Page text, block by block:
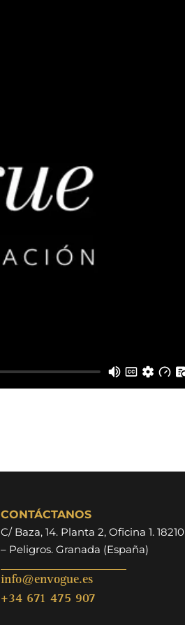
CONTÁCTANOS
C/ Baza, 14. Planta 2, Oficina 1. 18210
– Peligros. Granada (España)
info@envogue.es
+34 671 475 907